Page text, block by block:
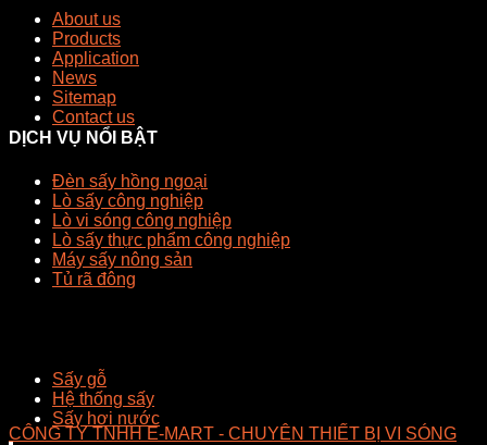
About us
Products
Application
News
Sitemap
Contact us
DỊCH VỤ NỔI BẬT
Đèn sấy hồng ngoại
Lò sấy công nghiệp
Lò vi sóng công nghiệp
Lò sấy thực phẩm công nghiệp
Máy sấy nông sản
Tủ rã đông
Sấy gỗ
Hệ thống sấy
Sấy hơi nước
CÔNG TY TNHH E-MART - CHUYÊN THIẾT BỊ VI SÓNG